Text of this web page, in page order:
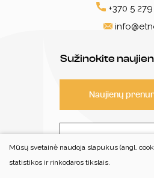
+370 5 279
Sužinokite
Naujienų
Mūsų svetainė naudoja slapukus (angl.
statistikos ir rinkodaros tikslais.